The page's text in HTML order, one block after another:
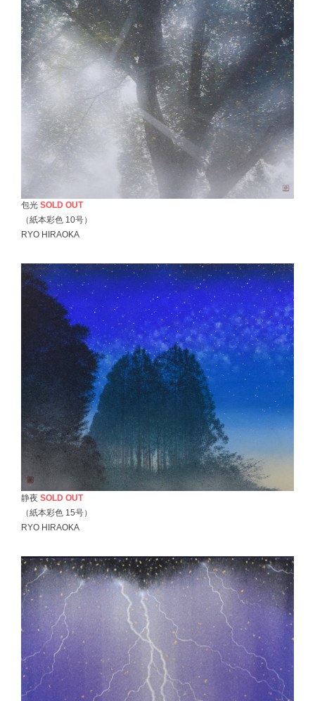
包光 SOLD OUT
（紙本彩色 10号）
RYO HIRAOKA
静夜 SOLD OUT
（紙本彩色 15号）
RYO HIRAOKA